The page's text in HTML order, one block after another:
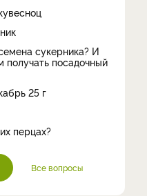
сукерника? И
получать посадочный
25 г
перцах?
Все вопросы